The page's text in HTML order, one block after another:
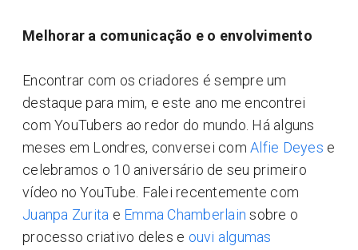
Melhorar a comunicação e o envolvimento
Encontrar com os criadores é sempre um
destaque para mim, e este ano me encontrei
com YouTubers ao redor do mundo. Há alguns
meses em Londres, conversei com Alfie Deyes e
celebramos o 10 aniversário de seu primeiro
vídeo no YouTube. Falei recentemente com
Juanpa Zurita e Emma Chamberlain sobre o
processo criativo deles e ouvi algumas